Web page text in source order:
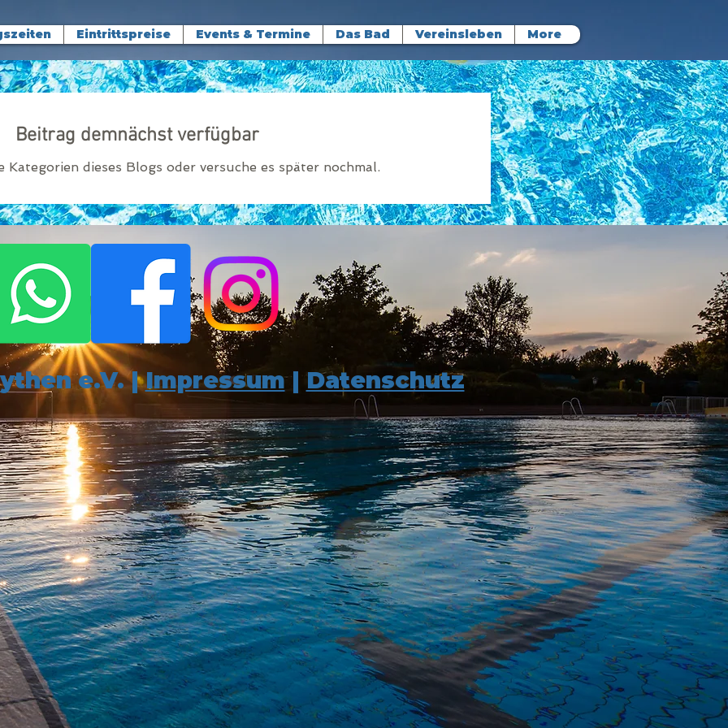
Eintrittspreise Events & Termine Das Bad Vereinsleben More
Beitrag demnächst verfügbar
Kategorien dieses Blogs oder versuche es später nochmal.
e.V. |Impressum| Datenschutz